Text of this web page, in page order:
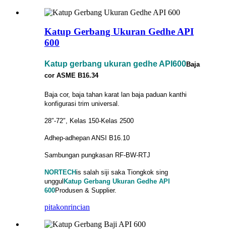
Katup Gerbang Ukuran Gedhe API
600
Katup gerbang ukuran gedhe API600Baja
cor ASME B16.34
Baja cor, baja tahan karat lan baja paduan kanthi
konfigurasi trim universal.
28″-72″, Kelas 150-Kelas 2500
Adhep-adhepan ANSI B16.10
Sambungan pungkasan RF-BW-RTJ
NORTECHis salah siji saka Tiongkok sing
unggul Katup Gerbang Ukuran Gedhe API
600Produsen & Supplier.
pitakonrincian